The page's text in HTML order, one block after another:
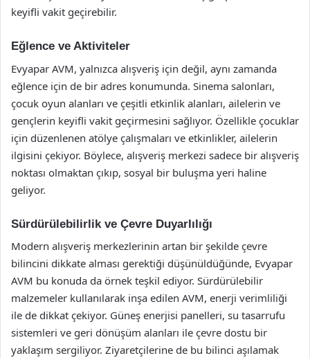
keyifli vakit geçirebilir.
Eğlence ve Aktiviteler
Evyapar AVM, yalnızca alışveriş için değil, aynı zamanda
eğlence için de bir adres konumunda. Sinema salonları,
çocuk oyun alanları ve çeşitli etkinlik alanları, ailelerin ve
gençlerin keyifli vakit geçirmesini sağlıyor. Özellikle çocuklar
için düzenlenen atölye çalışmaları ve etkinlikler, ailelerin
ilgisini çekiyor. Böylece, alışveriş merkezi sadece bir alışveriş
noktası olmaktan çıkıp, sosyal bir buluşma yeri haline
geliyor.
Sürdürülebilirlik ve Çevre Duyarlılığı
Modern alışveriş merkezlerinin artan bir şekilde çevre
bilincini dikkate alması gerektiği düşünüldüğünde, Evyapar
AVM bu konuda da örnek teşkil ediyor. Sürdürülebilir
malzemeler kullanılarak inşa edilen AVM, enerji verimliliği
ile de dikkat çekiyor. Güneş enerjisi panelleri, su tasarrufu
sistemleri ve geri dönüşüm alanları ile çevre dostu bir
yaklaşım sergiliyor. Ziyaretçilerine de bu bilinci aşılamak